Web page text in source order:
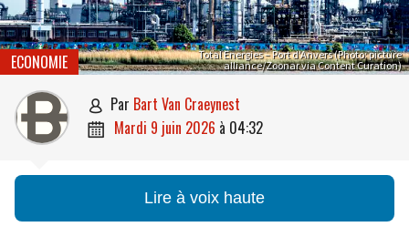
Total Energies – Port d’Anvers (Photo: picture
alliance/Zoonar via Content Curation)
ECONOMIE
 par Bart Van Craeynest
 mardi 9 juin 2026 à 04:32
Lire à voix haute